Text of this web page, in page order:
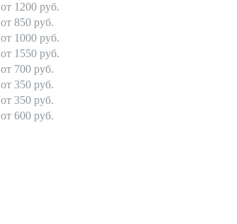
от 1200 руб.
от 850 руб.
от 1000 руб.
от 1550 руб.
от 700 руб.
от 350 руб.
от 350 руб.
от 600 руб.